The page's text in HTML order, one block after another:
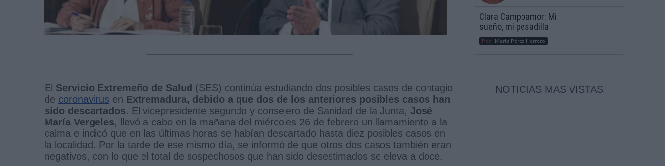
El Servicio Extremeño de Salud (SES) continúa estudiando dos posibles casos de contagio
de coronavirus en Extremadura, debido a que dos de los anteriores posibles casos han
sido descartados. El vicepresidente segundo y consejero de Sanidad de la Junta, José
María Vergeles, llevó a cabo en la mañana del miércoles 26 de febrero un llamamiento a la
calma e indicó que en las últimas horas se habían descartado hasta diez posibles casos en
la localidad. Por la tarde de ese mismo día, se informó de que otros dos casos también eran
negativos, con lo que el total de sospechosos que han sido desestimados se eleva a doce.
Clara Campoamor: Mi
sueño, mi pesadilla
Por María Pérez Herrero
NOTICIAS MAS VISTAS